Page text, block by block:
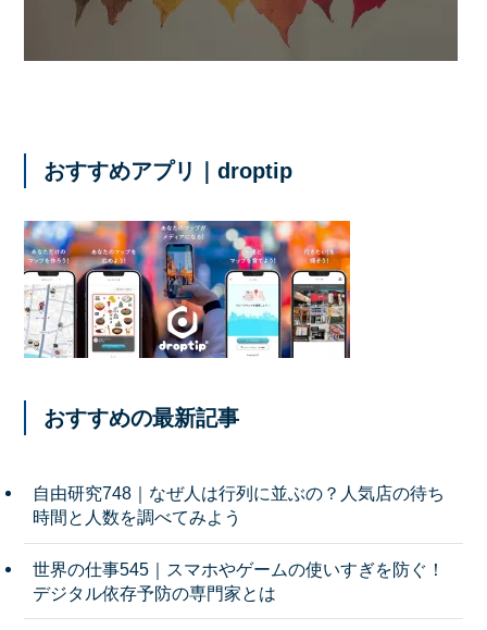
おすすめアプリ｜droptip
おすすめの最新記事
自由研究748｜なぜ人は行列に並ぶの？人気店の待ち
時間と人数を調べてみよう
世界の仕事545｜スマホやゲームの使いすぎを防ぐ！
デジタル依存予防の専門家とは